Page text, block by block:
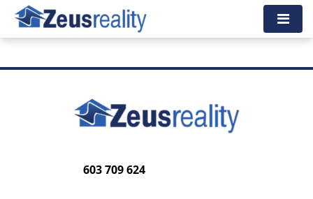
Tato nemovitost neexistuje, již nejspíš byla smazána.
Zpět na hlavní stranu.
603 709 624